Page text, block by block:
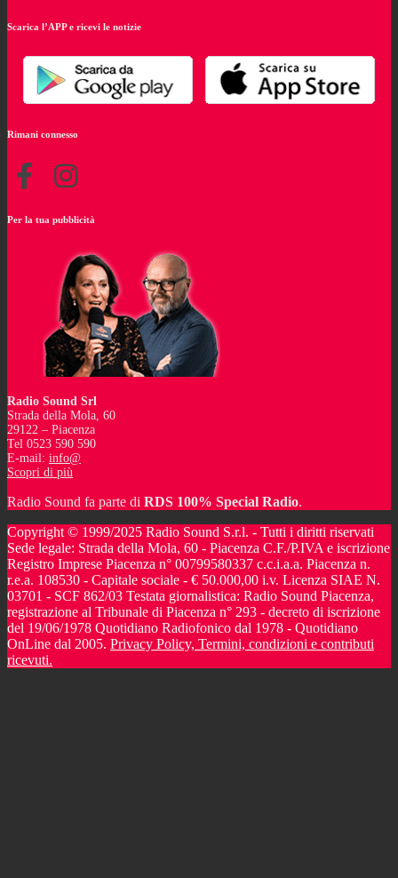
Scarica l’APP e ricevi le notizie
Rimani connesso
Per la tua pubblicità
Radio Sound Srl
Strada della Mola, 60
29122 – Piacenza
Tel 0523 590 590
E-mail: info@
Scopri di più
Radio Sound fa parte di RDS 100% Special Radio.
Copyright © 1999/2025 Radio Sound S.r.l. - Tutti i diritti riservati
Sede legale: Strada della Mola, 60 - Piacenza C.F./P.IVA e iscrizione
Registro Imprese Piacenza n° 00799580337 c.c.i.a.a. Piacenza n.
r.e.a. 108530 - Capitale sociale - € 50.000,00 i.v. Licenza SIAE N.
03701 - SCF 862/03 Testata giornalistica: Radio Sound Piacenza,
registrazione al Tribunale di Piacenza n° 293 - decreto di iscrizione
del 19/06/1978 Quotidiano Radiofonico dal 1978 - Quotidiano
OnLine dal 2005. Privacy Policy, Termini, condizioni e contributi
ricevuti.